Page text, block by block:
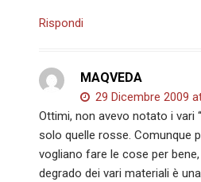
Rispondi
MAQVEDA
29 Dicembre 2009
Ottimi, non avevo notato i vari
solo quelle rosse. Comunque
vogliano fare le cose per
degrado dei vari materiali è